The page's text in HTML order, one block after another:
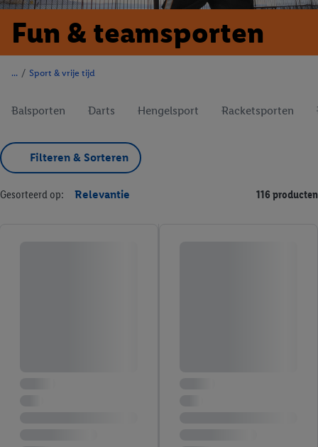
Fun & teamsporten
/ Sport & vrije tijd
Balsporten Darts Hengelsport Racketsporten
Filteren & Sorteren
Gesorteerd op: Relevantie 116 producten